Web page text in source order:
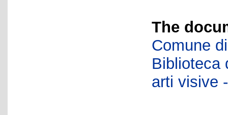
The
Comune
Biblioteca
arti visive